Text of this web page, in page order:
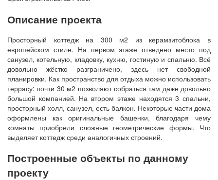
Описание проекта
Просторный коттедж на 300 м2 из керамзитоблока в
европейском стиле. На первом этаже отведено место под
санузел, котельную, кладовку, кухню, гостиную и спальню. Всё
довольно жёстко разграничено, здесь нет свободной
планировки. Как пространство для отдыха можно использовать
террасу: почти 30 м2 позволяют собраться там даже довольно
большой компанией. На втором этаже находятся 3 спальни,
просторный холл, санузел, есть балкон. Некоторые части дома
оформлены как оригинальные башенки, благодаря чему
комнаты приобрели сложные геометрические формы. Что
выделяет коттедж среди аналогичных строений.
Построенные объекты по данному
проекту